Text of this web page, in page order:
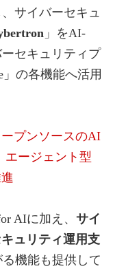
サイバーセキュ
」をAI-
セキュリティプ
」の各機能へ活用
プンソースのAI
エージェント型
AIに加え、 サイ
ュリティ運用支
機能も提供して